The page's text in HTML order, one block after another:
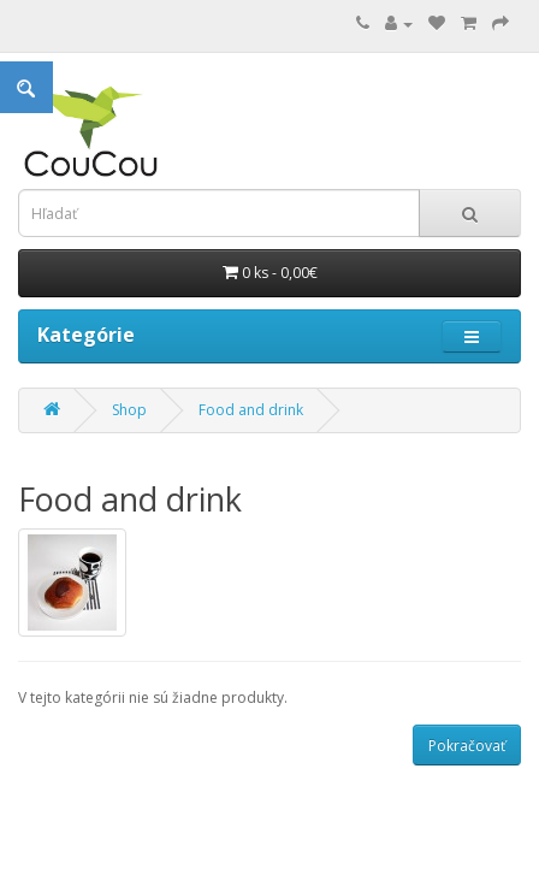
0 ks - 0,00€
Kategórie
Shop Food and drink
Food and drink
V tejto kategórii nie sú žiadne produkty.
Pokračovať